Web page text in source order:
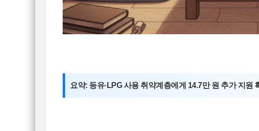
요약: 등유·LPG 사용 취약계층에게 14.7만 원 추가 지